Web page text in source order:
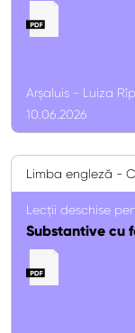
Arșaluis - Luiza
10.06.2026
Limba engleză -
Lecții deschise
Substantive cu